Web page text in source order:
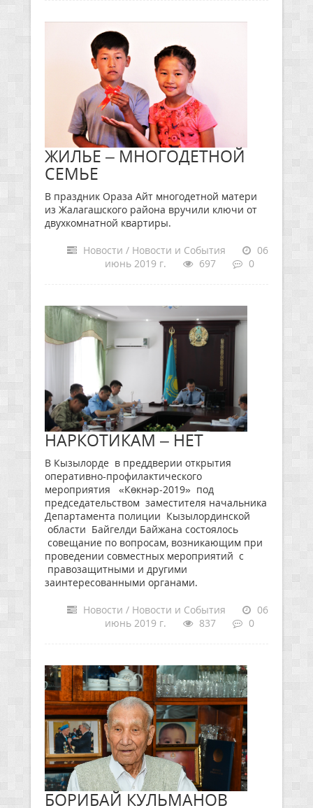
ЖИЛЬЕ – МНОГОДЕТНОЙ
СЕМЬЕ
В праздник Ораза Айт многодетной матери
из Жалагашского района вручили ключи от
двухкомнатной квартиры.
Новости / Новости и События
06
июнь 2019 г.
697 0
НАРКОТИКАМ – НЕТ
В Кызылорде в преддверии открытия
оперативно-профилактического
мероприятия «Көкнәр-2019» под
председательством заместителя начальника
Департамента полиции Кызылординской
области Байгелди Байжана состоялось
совещание по вопросам, возникающим при
проведении совместных мероприятий с
правозащитными и другими
заинтересованными органами.
Новости / Новости и События
06
июнь 2019 г.
837 0
БОРИБАЙ КУЛЬМАНОВ